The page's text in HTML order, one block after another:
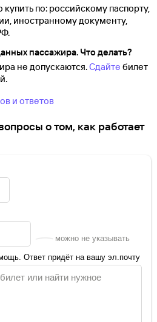
по: российскому паспорту,
иностранному документу,
пассажира. Что делать?
не допускаются.Сдайте билет
и ответов
о том, как работает
можно не указывать
Ответ придёт на вашу эл.почту